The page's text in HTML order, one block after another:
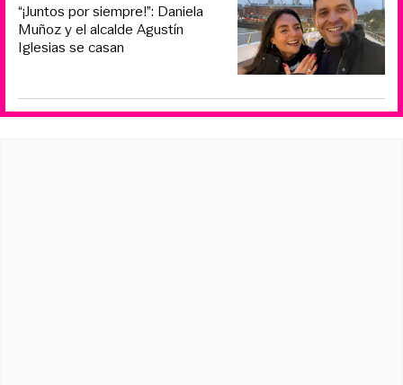
“¡Juntos por siempre!”: Daniela
Muñoz y el alcalde Agustín
Iglesias se casan